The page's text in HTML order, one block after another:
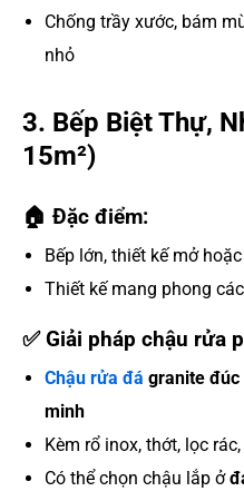
Chống trầy xước, bám
nhỏ
3. Bếp Biệt Thự,
15m²)
🏠 Đặc điểm:
Bếp lớn, thiết kế mở
Thiết kế mang phong
✅ Giải pháp chậu rửa
Chậu rửa đá granite đúc
minh
Kèm rổ inox, thớt, lọc
Có thể chọn chậu lắp ở